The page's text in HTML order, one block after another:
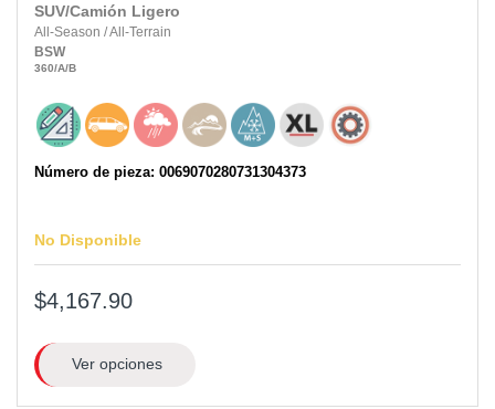
SUV/Camión Ligero
All-Season /All-Terrain
BSW
360/A/B
Número de pieza: 0069070280731304373
No Disponible
$4,167.90
Ver opciones